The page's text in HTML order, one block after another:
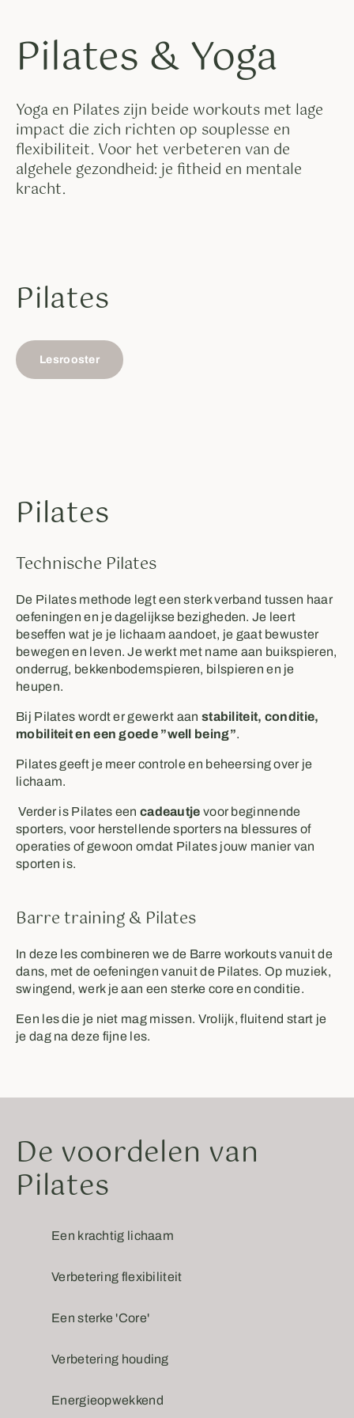
Pilates & Yoga
Yoga en Pilates zijn beide workouts met lage
impact die zich richten op souplesse en
flexibiliteit. Voor het verbeteren van de
algehele gezondheid: je fitheid en mentale
kracht.
Pilates
Lesrooster
Pilates
Technische Pilates
De Pilates methode legt een sterk verband tussen haar
oefeningen en je dagelijkse bezigheden. Je leert
beseffen wat je je lichaam aandoet, je gaat bewuster
bewegen en leven. Je werkt met name aan buikspieren,
onderrug, bekkenbodemspieren, bilspieren en je
heupen.
Bij Pilates wordt er gewerkt aan stabiliteit, conditie,
mobiliteit en een goede ”well being”.
Pilates geeft je meer controle en beheersing over je
lichaam.
Verder is Pilates een cadeautje voor beginnende
sporters, voor herstellende sporters na blessures of
operaties of gewoon omdat Pilates jouw manier van
sporten is.
Barre training & Pilates
In deze les combineren we de Barre workouts vanuit de
dans, met de oefeningen vanuit de Pilates. Op muziek,
swingend, werk je aan een sterke core en conditie.
Een les die je niet mag missen. Vrolijk, fluitend start je
je dag na deze fijne les.
De voordelen van
Pilates
Een krachtig lichaam
Verbetering flexibiliteit
Een sterke 'Core'
Verbetering houding
Energieopwekkend